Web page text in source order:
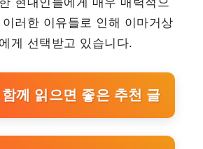
러한 이유들로 인해 이마거상
게 선택받고 있습니다.
께 읽으면 좋은 추천 글